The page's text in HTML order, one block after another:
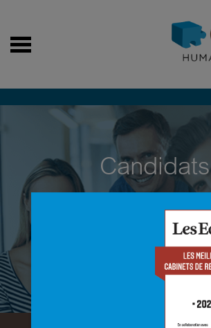
Candidats
Ici nos offres